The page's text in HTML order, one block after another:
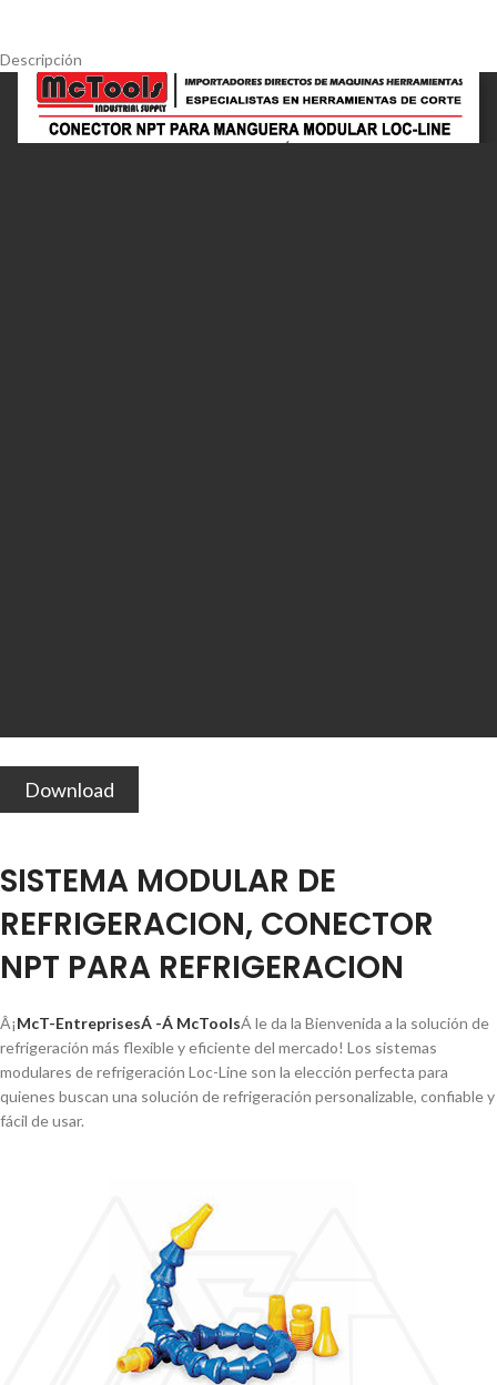
Descripción
Download
SISTEMA MODULAR DE
REFRIGERACION, CONECTOR
NPT PARA REFRIGERACION
Â¡McT-EntreprisesÁ -Á McToolsÁ le da la Bienvenida a la solución de
refrigeración más flexible y eficiente del mercado! Los sistemas
modulares de refrigeración Loc-Line son la elección perfecta para
quienes buscan una solución de refrigeración personalizable, confiable y
fácil de usar.